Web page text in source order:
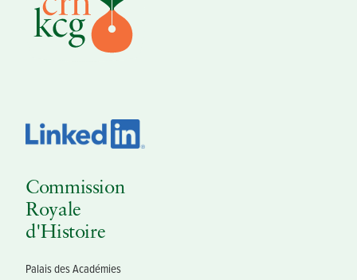
Commission
Royale
d'Histoire
Palais des Académies